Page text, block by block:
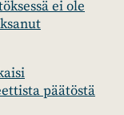
ei ole
päätöstä